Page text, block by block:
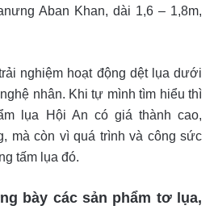
Aban Khan, dài 1,6 – 1,8m,
nghiệm hoạt động dệt lụa dưới
nhân. Khi tự mình tìm hiểu thì
lụa Hội An có giá thành cao,
mà còn vì quá trình và công sức
tấm lụa đó.
bày các sản phẩm tơ lụa,